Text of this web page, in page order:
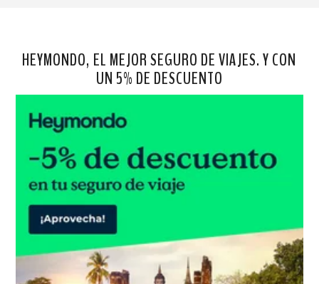
HEYMONDO, EL MEJOR SEGURO DE VIAJES. Y CON
UN 5% DE DESCUENTO